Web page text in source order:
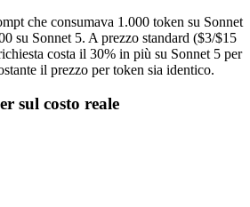
che consumava 1.000 token su Sonnet
su Sonnet 5. A prezzo standard ($3/$15
costa il 30% in più su Sonnet 5 per
il prezzo per token sia identico.
sul costo reale